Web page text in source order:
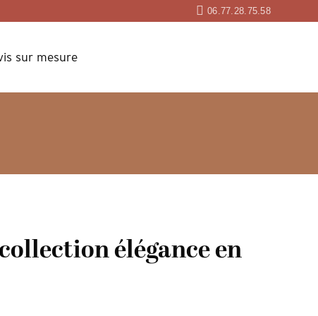
06.77.28.75.58
sur mesure
élégance en